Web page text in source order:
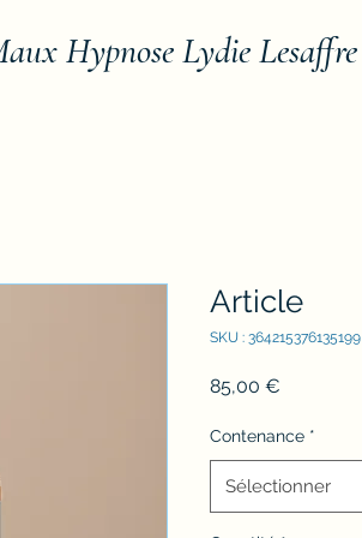
Hypnose Lydie Lesaffre
Article
SKU : 364215376135199
85,00 €
Contenance *
Sélectionner